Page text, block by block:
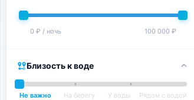
0 ₽ / ночь 100 000 ₽
Близость к воде
Не важно
На берегу
У воды
Рядом с водой